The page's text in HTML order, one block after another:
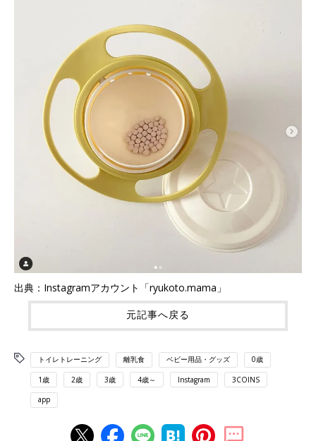
出典：Instagramアカウント「ryukoto.mama」
元記事へ戻る
トイレトレーニング 離乳食 ベビー用品・グッズ 0歳
1歳 2歳 3歳 4歳～ Instagram 3COINS
app